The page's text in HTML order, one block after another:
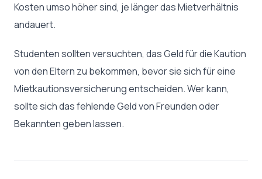
Kosten umso höher sind, je länger das Mietverhältnis
andauert.
Studenten sollten versuchten, das Geld für die Kaution
von den Eltern zu bekommen, bevor sie sich für eine
Mietkautionsversicherung entscheiden. Wer kann,
sollte sich das fehlende Geld von Freunden oder
Bekannten geben lassen.